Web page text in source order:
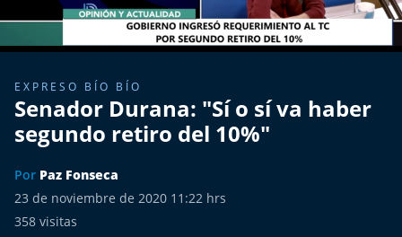
La Entrevista de Tomás Mosciatti
Entrevistas BioBioTV
Comentarios de Tomás Mosciatti
Más de Ti Podcast
Realizadores
EXPRESO BÍO BÍO
Senador Durana: "Sí o sí va haber
segundo retiro del 10%"
Por Paz Fonseca
23 de noviembre de 2020 11:22 hrs
358 visitas